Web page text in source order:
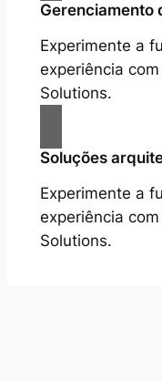
Gerenciamento
Experimente a
experiência
Solutions.
Soluções
Experimente a
experiência
Solutions.